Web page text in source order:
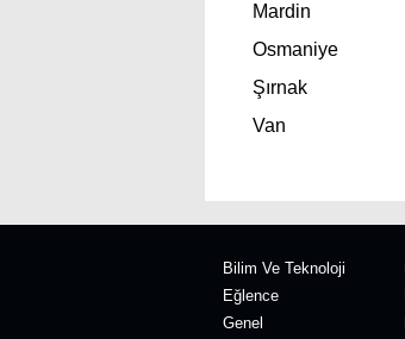
Mardin
Osmaniye
Şırnak
Van
Bilim Ve Teknoloji
Eğlence
Genel